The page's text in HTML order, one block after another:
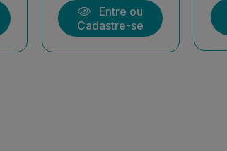
Entre ou
Cadastre-se